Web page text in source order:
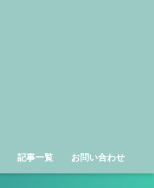
記事一覧 お問い合わせ